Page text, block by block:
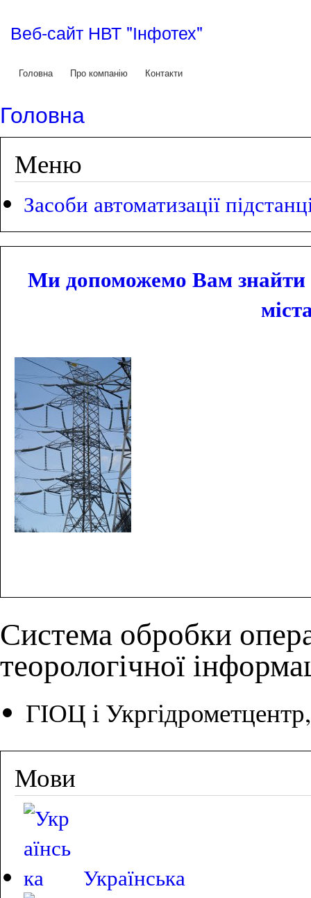
Веб-сайт НВТ "Інфотех"
Головне меню
Головна Про компанію Контакти
Ви є тут
Головна
Меню
Засоби автоматизації
Ми допоможемо Вам знайти
Система обробки
теорологічної
ГІОЦ і
Мови
Українська